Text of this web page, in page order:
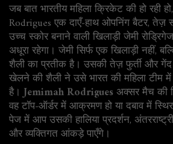
जब बात भारतीय महिला क्रिकेट की हो रही
Rodrigues एक दाएँ‑हाथ ओपनिंग बैटर, तेज़
उच्च स्कोर बनाने वाली खिलाड़ीजेमी रोड्रिगेज
अधूरा रहेगा। जेमी सिर्फ एक खिलाड़ी नहीं,
शैली का प्रतीक है। उसकी तेज़ फुर्ती और
खेलने की शैली ने उसे भारत की महिला टीम में
है।Jemimah Rodriguesअक्सर मैच की
वह टॉप‑ऑर्डर में आक्रमण हो या दबाव में
पेज में आप उसकी हालिया प्रदर्शन,
और व्यक्तिगत आंकड़े पाएँगे।